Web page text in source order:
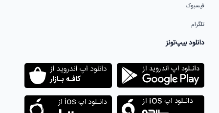
فیسبوک
تلگرام
دانلود بیپ‌تونز